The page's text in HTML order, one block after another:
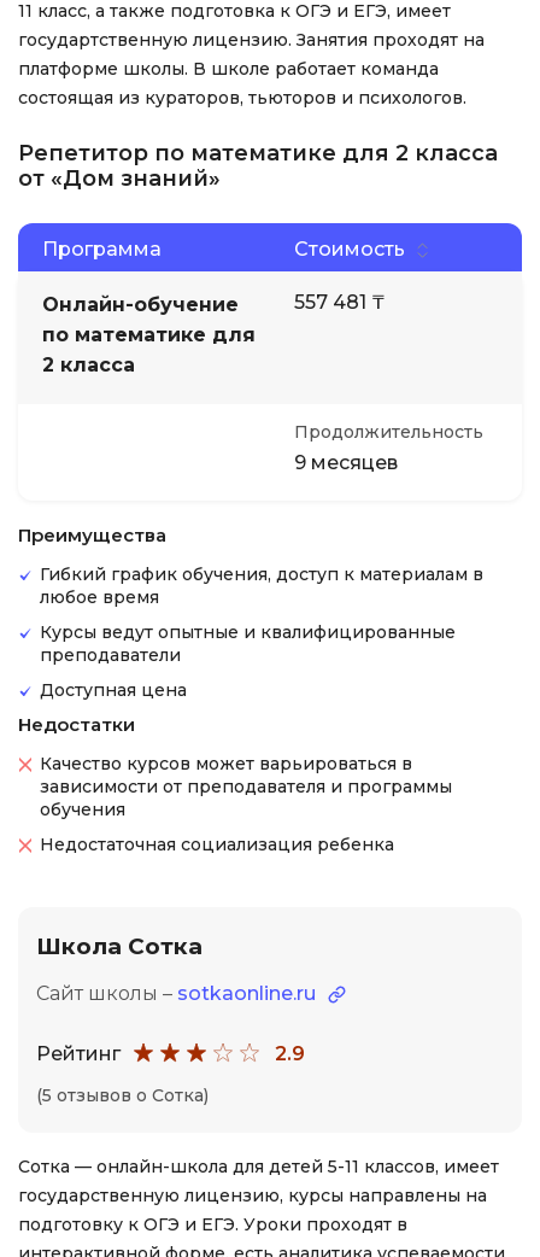
11 класс, а также подготовка к ОГЭ и ЕГЭ, имеет
государтственную лицензию. Занятия проходят на
платформе школы. В школе работает команда
состоящая из кураторов, тьюторов и психологов.
Репетитор по математике для 2 класса
от «Дом знаний»
Программа Стоимость
Онлайн-обучение
по математике для
2 класса
557 481 ₸
Продолжительность
9 месяцев
Преимущества
Гибкий график обучения, доступ к материалам в
любое время
Курсы ведут опытные и квалифицированные
преподаватели
Доступная цена
Недостатки
Качество курсов может варьироваться в
зависимости от преподавателя и программы
обучения
Недостаточная социализация ребенка
Школа Сотка
Сайт школы – sotkaonline.ru
Рейтинг 2.9
(5 отзывов о Сотка)
Сотка — онлайн-школа для детей 5-11 классов, имеет
государственную лицензию, курсы направлены на
подготовку к ОГЭ и ЕГЭ. Уроки проходят в